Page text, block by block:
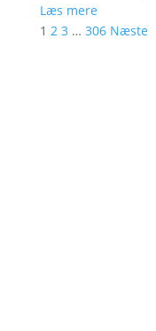
Læs mere
1 2 3 … 306 Næste